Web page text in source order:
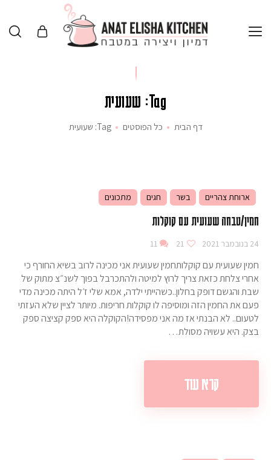
Tag: שעועית
דף הבית כל הפוסטים Tag: שעועית
ארוחת צהריים בשר חגים מתכונים
חמין/טבחה שעועית עם קוקלות
24 בנובמבר 2021 21
11
חמין שעועית עם קוקלותחמין שעועית אני מכינה לרוב בשיא החורף כי
אחרי צלחת כזאת צריך לרוץ למיטה ולהתכרבל בפוך לשנ״צ מתוק של
שבת והגשם דופק בחלון..כשהייתי ילדה, אמא שלי ז׳ל היתה מכינה מדי
פעם את החמין הזה ומוסיפה לו קוקלות חריפות. מיותר לציין שלא העזתי
לטעום.. לא הבנתי אז מה אני מפסידה!הקוקלה היא ספק קציצה ספק
בצק. היא עשויה מסולת…
קרא עוד